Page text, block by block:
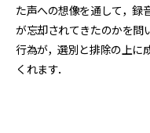
た声への想像を通して，録
が忘却されてきたのかを問
行為が，選別と排除の上に
くれます．